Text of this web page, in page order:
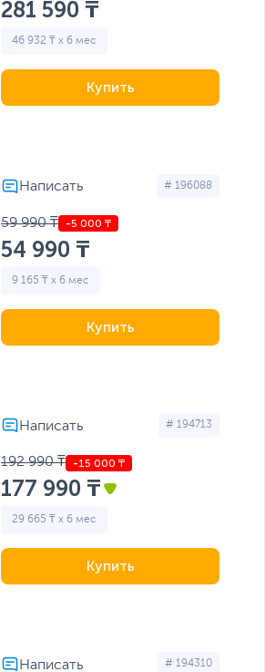
281 590 ₸
46 932 ₸ x 6 мес
Купить
# 196088
59 990 ₸
54 990 ₸
9 165 ₸ x 6 мес
Купить
# 194713
192 990 ₸
177 990 ₸
29 665 ₸ x 6 мес
Купить
# 194310